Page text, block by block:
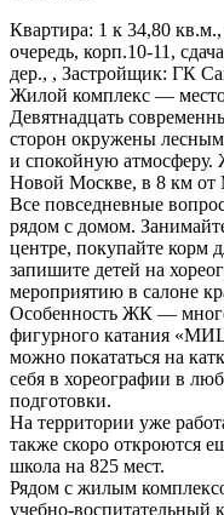
Квартира: 1 к 34,80
очередь, корп.10-11,
дер., , Застройщик: ГК
Жилой комплекс —
Девятнадцать
сторон окружены
и спокойную атмосферу.
Новой Москве, в 8 км
Все повседневные
рядом с домом.
центре, покупайте корм
запишите детей на
мероприятию в салоне
Особенность ЖК —
фигурного катания
можно покататься на
себя в хореографии в
подготовки.
На территории уже
также скоро откроются
школа на 825 мест.
Рядом с жилым
учебно-воспитательный